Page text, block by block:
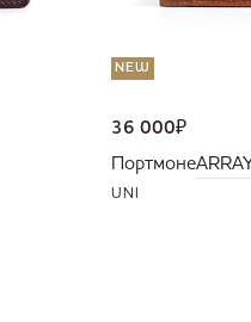
NEW
36 000₽
Портмоне
UNI